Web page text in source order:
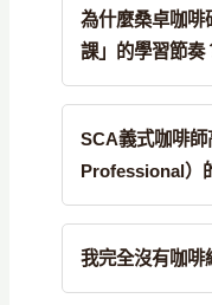
為什麼桑卓咖啡
課」的學習節奏
SCA義式咖啡
Professional）
我完全沒有咖啡